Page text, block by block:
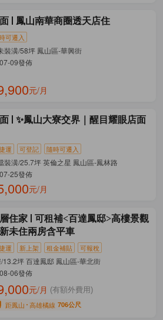
鳳山南華商圈透天店住
可遷入
裝潢/58坪 鳳山區-華興街
07-09發佈
元/月
✨鳳山大寮交界｜醒目耀眼店面
運 可登記 隨時可遷入
裝潢/25.7坪 英倫之星 鳳山區-鳳林路
07-25發佈
元/月
住家
可租補<百達鳳邸>高樓景觀
未住兩房含平車
運 新上架 租金補貼 可報稅
13.2坪 百達鳳邸 鳳山區-華北街
08-06發佈
元/月 (有額外費用)
距鳳山 高雄橘線 706公尺